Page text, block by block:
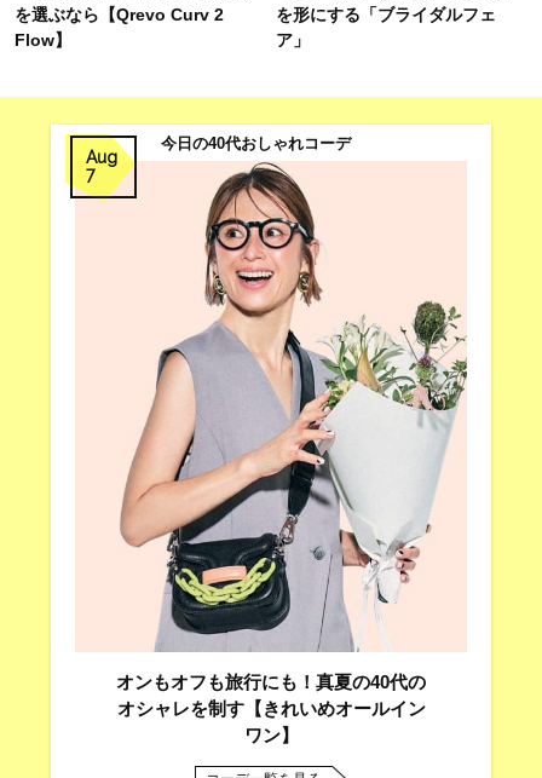
を選ぶなら【Qrevo Curv 2
Flow】
を形にする「ブライダルフェ
ア」
Aug
7
今日の40代おしゃれコーデ
オンもオフも旅行にも！真夏の40代の
オシャレを制す【きれいめオールイン
ワン】